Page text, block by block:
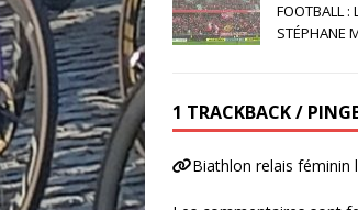
FOOTBALL :
STÉPHANE
1 TRACKBACK /
Biathlon relais féminin